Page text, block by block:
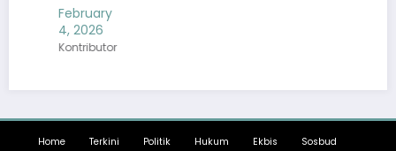
February
4, 2026
Kontributor
Home Terkini Politik Hukum Ekbis Sosbud